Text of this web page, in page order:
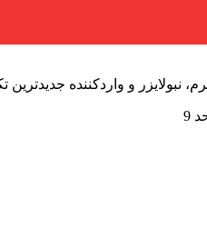
نبولایزر و واردکننده